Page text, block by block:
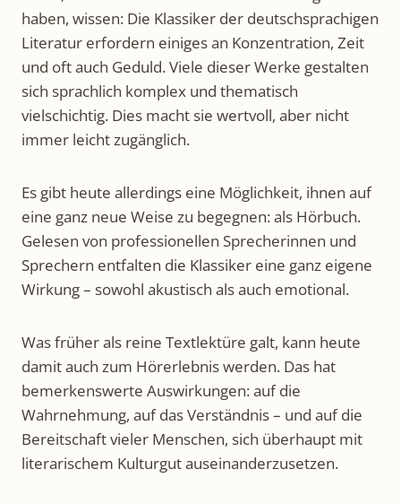
haben, wissen: Die Klassiker der deutschsprachigen
Literatur erfordern einiges an Konzentration, Zeit
und oft auch Geduld. Viele dieser Werke gestalten
sich sprachlich komplex und thematisch
vielschichtig. Dies macht sie wertvoll, aber nicht
immer leicht zugänglich.
Es gibt heute allerdings eine Möglichkeit, ihnen auf
eine ganz neue Weise zu begegnen: als Hörbuch.
Gelesen von professionellen Sprecherinnen und
Sprechern entfalten die Klassiker eine ganz eigene
Wirkung – sowohl akustisch als auch emotional.
Was früher als reine Textlektüre galt, kann heute
damit auch zum Hör­erlebnis werden. Das hat
bemerkenswerte Auswirkungen: auf die
Wahrnehmung, auf das Verständnis – und auf die
Bereitschaft vieler Menschen, sich überhaupt mit
literarischem Kulturgut auseinanderzusetzen.